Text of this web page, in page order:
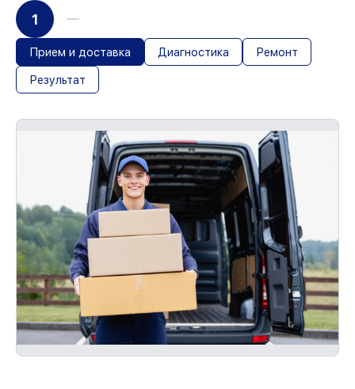
1
Прием и доставка Диагностика Ремонт
Результат